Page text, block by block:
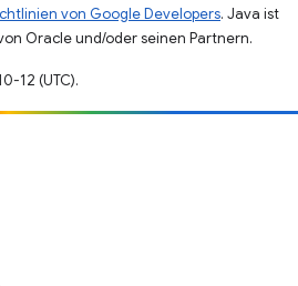
von Google Developers. Java ist
Oracle und/oder seinen Partnern.
12 (UTC).